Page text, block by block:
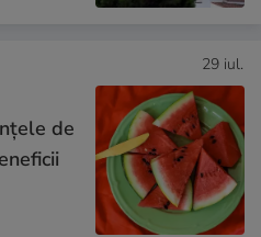
29 iul.
de